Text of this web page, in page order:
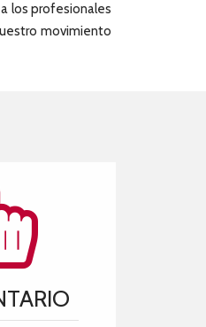
los profesionales
movimiento